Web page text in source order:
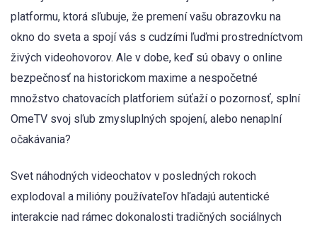
platformu, ktorá sľubuje, že premení vašu obrazovku na
okno do sveta a spojí vás s cudzími ľuďmi prostredníctvom
živých videohovorov. Ale v dobe, keď sú obavy o online
bezpečnosť na historickom maxime a nespočetné
množstvo chatovacích platforiem súťaží o pozornosť, splní
OmeTV svoj sľub zmysluplných spojení, alebo nenaplní
očakávania?
Svet náhodných videochatov v posledných rokoch
explodoval a milióny používateľov hľadajú autentické
interakcie nad rámec dokonalosti tradičných sociálnych